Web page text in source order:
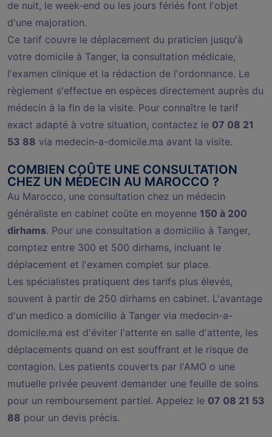
de nuit, le week-end ou les jours fériés font l'objet
d'une majoration.
Ce tarif couvre le déplacement du praticien jusqu'à
votre domicile à Tanger, la consultation médicale,
l'examen clinique et la rédaction de l'ordonnance. Le
règlement s'effectue en espèces directement auprès du
médecin à la fin de la visite. Pour connaître le tarif
exact adapté à votre situation, contactez le 07 08 21
53 88 via medecin-a-domicile.ma avant la visite.
COMBIEN COÛTE UNE CONSULTATION
CHEZ UN MÉDECIN AU MAROCCO ?
Au Marocco, une consultation chez un médecin
généraliste en cabinet coûte en moyenne 150 à 200
dirhams. Pour une consultation a domicilio à Tanger,
comptez entre 300 et 500 dirhams, incluant le
déplacement et l'examen complet sur place.
Les spécialistes pratiquent des tarifs plus élevés,
souvent à partir de 250 dirhams en cabinet. L'avantage
d'un medico a domicilio à Tanger via medecin-a-
domicile.ma est d'éviter l'attente en salle d'attente, les
déplacements quand on est souffrant et le risque de
contagion. Les patients couverts par l'AMO o une
mutuelle privée peuvent demander une feuille de soins
pour un remboursement partiel. Appelez le 07 08 21 53
88 pour un devis précis.